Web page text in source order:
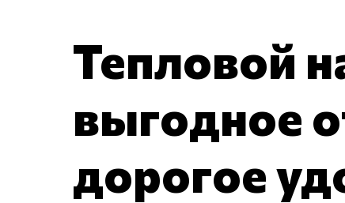
Тепловой
выгодное
дорогое